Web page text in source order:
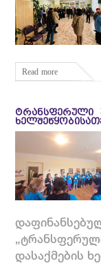
Read more
ᲢᲠᲐᲜᲡᲤᲔᲠᲣᲚᲘ
დასაქმების